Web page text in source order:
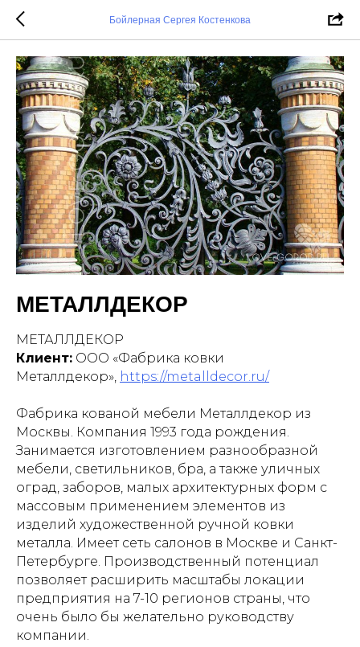
Бойлерная Сергея Костенкова
МЕТАЛЛДЕКОР
МЕТАЛЛДЕКОР
Клиент: ООО «Фабрика ковки
Металлдекор», https://metalldecor.ru/
Фабрика кованой мебели Металлдекор из
Москвы. Компания 1993 года рождения.
Занимается изготовлением разнообразной
мебели, светильников, бра, а также уличных
оград, заборов, малых архитектурных форм с
массовым применением элементов из
изделий художественной ручной ковки
металла . Имеет сеть салонов в Москве и Санкт-
Петербурге. Производственный потенциал
позволяет расширить масштабы локации
предприятия на 7-10 регионов страны, что
очень было бы желательно руководству
компании.